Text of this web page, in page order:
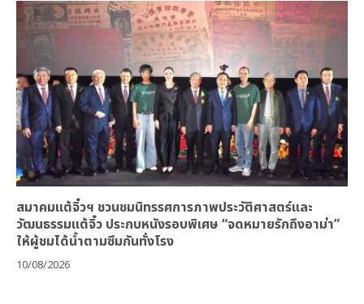
สมาคมแต้จิ๋วฯ ชวนชมนิทรรศการภาพประวัติศาสตร์และ
วัฒนธรรมแต้จิ๋ว ประกบหนังรอบพิเศษ “จดหมายรักถึงอาม่า”
ให้ผู้ชมได้น้ำตามซึมกันทั่งโรง
10/08/2026